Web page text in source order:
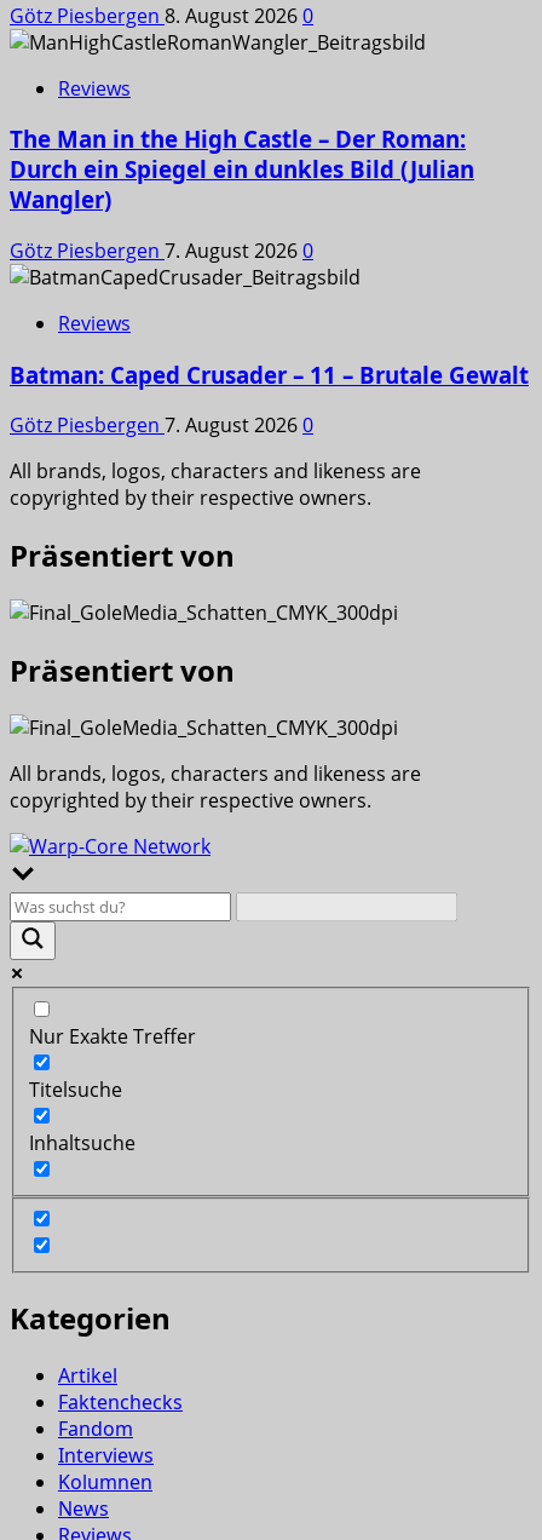
Götz Piesbergen 8. August 20260
Reviews
The Man in the High Castle – Der Roman:
Durch ein Spiegel ein dunkles Bild (Julian
Wangler)
Götz Piesbergen 7. August 20260
Reviews
Batman: Caped Crusader – 11 – Brutale Gewalt
Götz Piesbergen 7. August 20260
All brands, logos, characters and likeness are
copyrighted by their respective owners.
Präsentiert von
Präsentiert von
All brands, logos, characters and likeness are
copyrighted by their respective owners.
Nur Exakte Treffer
Titelsuche
Inhaltsuche
Kategorien
Artikel
Faktenchecks
Fandom
Interviews
Kolumnen
News